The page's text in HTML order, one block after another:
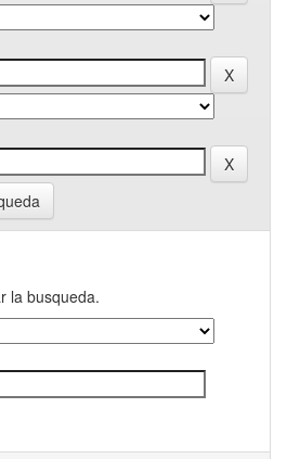
la busqueda.